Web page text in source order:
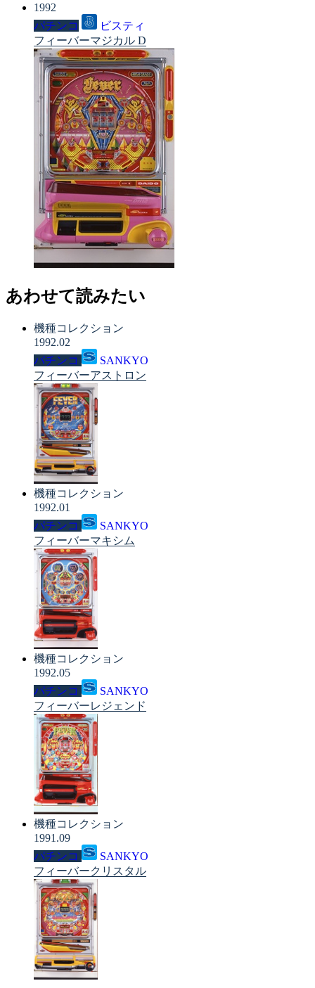
1992
パチンコ
ビスティ
フィーバーマジカル D
あわせて読みたい
機種コレクション
1992.02
パチンコ
SANKYO
フィーバーアストロン
機種コレクション
1992.01
パチンコ
SANKYO
フィーバーマキシム
機種コレクション
1992.05
パチンコ
SANKYO
フィーバーレジェンド
機種コレクション
1991.09
パチンコ
SANKYO
フィーバークリスタル